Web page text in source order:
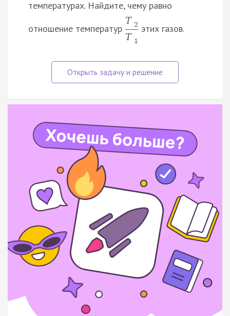
температурах. Найдите, чему равно
отношение температур
T 2
T 1
этих газов.